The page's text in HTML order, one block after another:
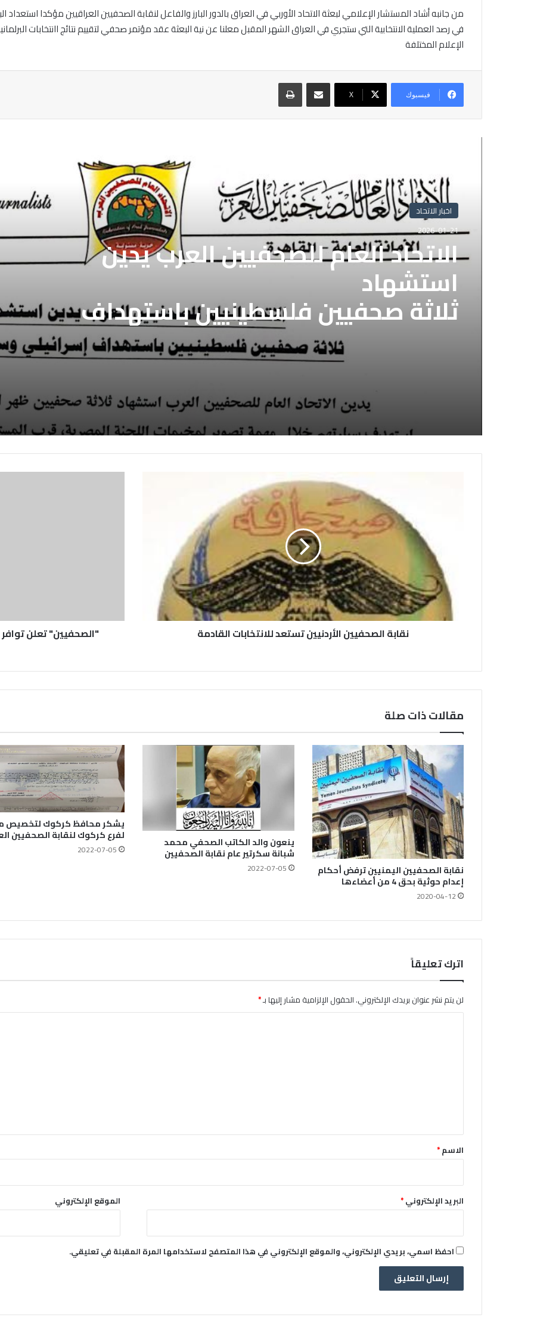
من جانبه أشاد المستشار الإعلامي لبعثة الاتحاد الأوربي في العراق بالدور البارز والفاعل لنقابة الصحفيين العراقيين مؤكدا
في رصد العملية الانتخابية التي ستجري في العراق الشهر المقبل معلنا عن نية البعثة عقد مؤتمر صحفي لتقييم نتائج اانتخابات
الإعلام المختلفة
فيسبوك X
مشاركة عبر البريد طباعة
اخبار الاتحاد
2026-01-21
الاتحاد العام للصحفيين العرب يدين
استشهاد
ثلاثة صحفيين فلسطينيين باستهداف
إسرائيلي وسط قطاع غزة
نقابة الصحفيين الأردنيين تستعد للانتخابات القادمة "الصحفيين" تعلن
مقالات ذات صلة
نقابة الصحفيين اليمنيين ترفض أحكام
إعدام حوثية بحق 4 من أعضاءها
2020-04-12
ينعون والد الكاتب الصحفي محمد
شبانة سكرتير عام نقابة الصحفيين
2022-07-05
يشكر محافظ كركوك لتخصيص
لفرع كركوك لنقابة الصحفيين
2022-07-05
اترك تعليقاً
لن يتم نشر عنوان بريدك الإلكتروني.الحقول الإلزامية مشار إليها بـ*
*الاسم*
البريد الإلكتروني* الموقع الإلكتروني
احفظ اسمي، بريدي الإلكتروني، والموقع الإلكتروني في هذا المتصفح لاستخدامها المرة المقبلة في تعليقي.